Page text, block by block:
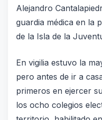
Alejandro
guardia médica en la
de la Isla de la
En vigilia estuvo la
pero antes de ir a
primeros en ejercer
los ocho colegios